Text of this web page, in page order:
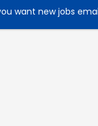
want new jobs